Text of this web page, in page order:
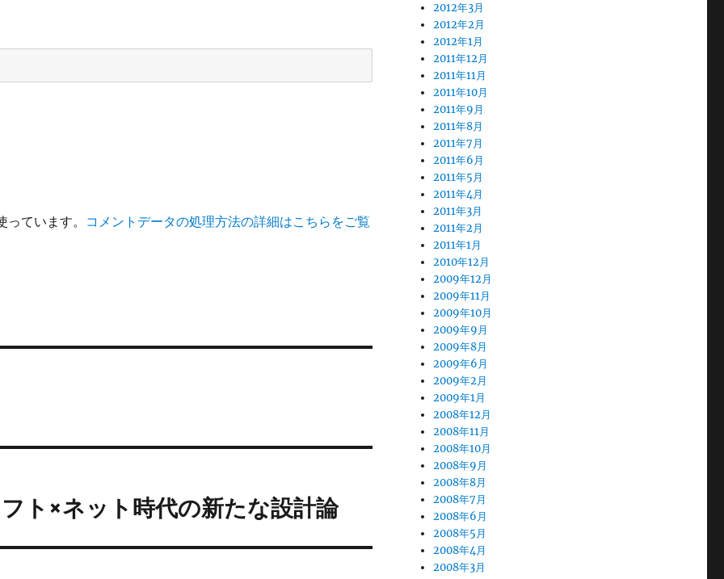
ています。 コメントデータの処理方法の詳細はこちらをご覧
ト×ネット時代の新たな設計論
2012年3月
2012年2月
2012年1月
2011年12月
2011年11月
2011年10月
2011年9月
2011年8月
2011年7月
2011年6月
2011年5月
2011年4月
2011年3月
2011年2月
2011年1月
2010年12月
2009年12月
2009年11月
2009年10月
2009年9月
2009年8月
2009年6月
2009年2月
2009年1月
2008年12月
2008年11月
2008年10月
2008年9月
2008年8月
2008年7月
2008年6月
2008年5月
2008年4月
2008年3月